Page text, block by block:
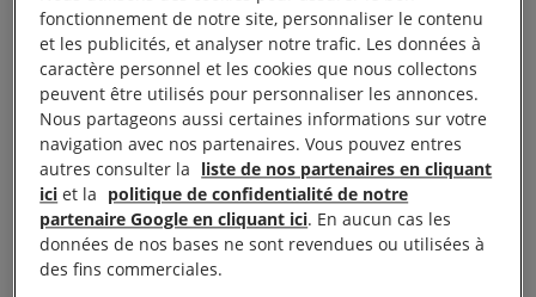
Nombre alarmant
d’exécutions contre des
minorités ethniques
Depuis le 1er décembre 2020, les autorités
iraniennes ont exécuté au moins 49 personnes,
dont plus d’un tiers étaient des Baloutches. Depuis
fonctionnement de notre site, personnaliser le contenu
et les publicités, et analyser notre trafic. Les données à
caractère personnel et les cookies que nous collectons
peuvent être utilisés pour personnaliser les annonces.
Nous partageons aussi certaines informations sur votre
navigation avec nos partenaires. Vous pouvez entres
autres consulter la liste de nos partenaires en cliquant
ici et la politique de confidentialité de notre
partenaire Google en cliquant ici. En aucun cas les
données de nos bases ne sont revendues ou utilisées à
des fins commerciales.